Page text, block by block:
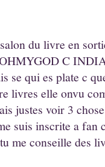
du livre en
C
se qui es plate c
livres elle onvu
justes voir 3
suis inscrite a
me conseille des